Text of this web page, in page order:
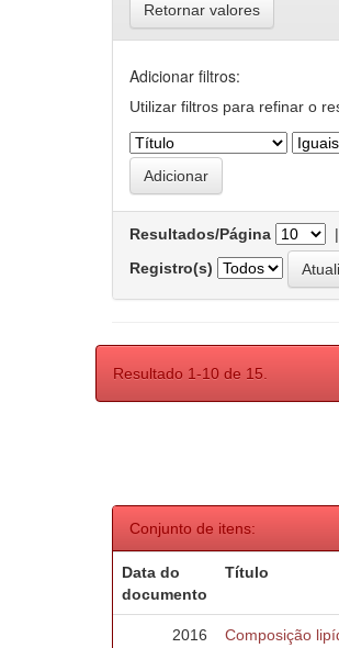
Retornar valores
Adicionar filtros:
Utilizar filtros para refinar o
Resultados/Página |
Registro(s)
Resultado 1-10 de 15.
Conjunto de itens:
Data do
documento
Título
2016 Composição